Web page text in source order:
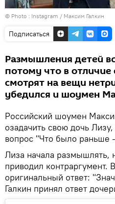
© Photo : Instagram / Максим Галкин
Подписаться
Размышления детей
потому что в отличие
смотрят на вещи
убедился и шоумен
Российский шоумен
озадачить свою дочь
вопрос "Что было раньше
Лиза начала размышлять,
приводил контраргумент.
оригинальный ответ:
Галкин принял ответ